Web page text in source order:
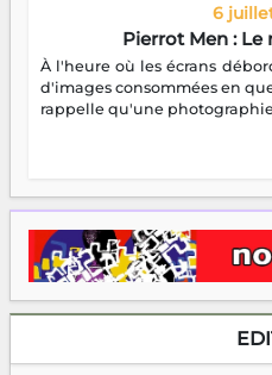
6
Pierrot Men : Le
À l'heure où les écrans
d'images consommées en
rappelle qu'une